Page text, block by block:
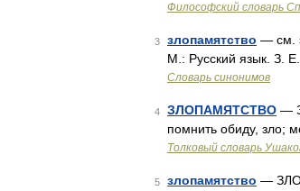
Философский словарь
3 злопамятство — см.
М.: Русский язык. З.
Словарь синонимов
4 ЗЛОПАМЯТСТВО —
помнить обиду, зло;
Толковый словарь
5 злопамятство —